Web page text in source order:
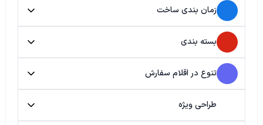
زمان بندی ساخت
بسته بندی
تنوع در اقلام سفارش
طراحی ویژه